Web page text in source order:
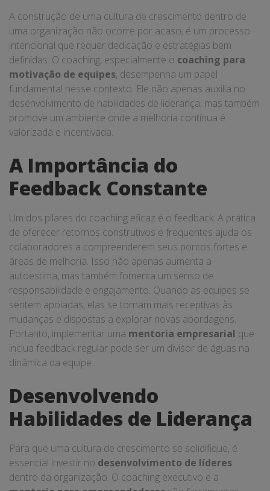
A construção de uma cultura de crescimento dentro de
uma organização não ocorre por acaso; é um processo
intencional que requer dedicação e estratégias bem
definidas. O coaching, especialmente o coaching para
motivação de equipes, desempenha um papel
fundamental nesse contexto. Ele não apenas auxilia no
desenvolvimento de habilidades de liderança, mas também
promove um ambiente onde a melhoria contínua é
valorizada e incentivada.
A Importância do
Feedback Constante
Um dos pilares do coaching eficaz é o feedback. A prática
de oferecer retornos construtivos e frequentes ajuda os
colaboradores a compreenderem seus pontos fortes e
áreas de melhoria. Isso não apenas aumenta a
autoestima, mas também fomenta um senso de
responsabilidade e engajamento. Quando as equipes se
sentem apoiadas, elas se tornam mais receptivas às
mudanças e dispostas a explorar novas abordagens.
Portanto, implementar uma mentoria empresarial que
inclua feedback regular pode ser um divisor de águas na
dinâmica da equipe.
Desenvolvendo
Habilidades de Liderança
Para que uma cultura de crescimento se solidifique, é
essencial investir no desenvolvimento de líderes
dentro da organização. O coaching executivo e a